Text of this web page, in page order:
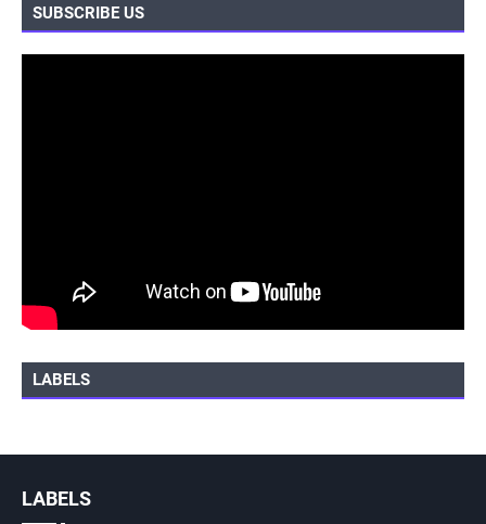
SUBSCRIBE US
LABELS
LABELS